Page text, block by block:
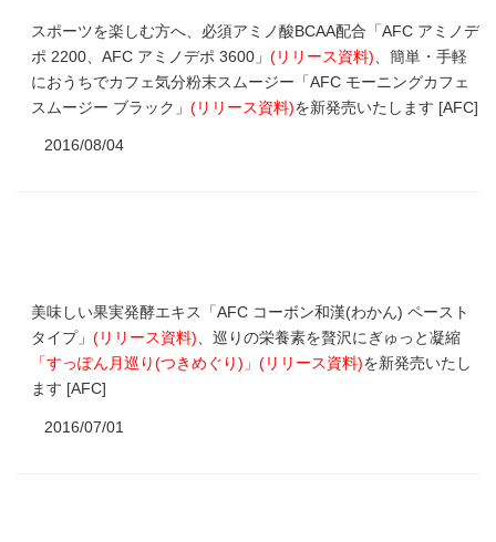
スポーツを楽しむ方へ、必須アミノ酸BCAA配合「AFC アミノデ
ポ 2200、AFC アミノデポ 3600」 (リリース資料) 、簡単・手軽
におうちでカフェ気分粉末スムージー「AFC モーニングカフェ
スムージー ブラック」 (リリース資料)を新発売いたします [AFC]
2016/08/04
美味しい果実発酵エキス「AFC コーボン和漢(わかん) ペースト
タイプ」 (リリース資料) 、巡りの栄養素を贅沢にぎゅっと凝縮
「すっぽん月巡り(つきめぐり)」(リリース資料)を新発売いたし
ます [AFC]
2016/07/01